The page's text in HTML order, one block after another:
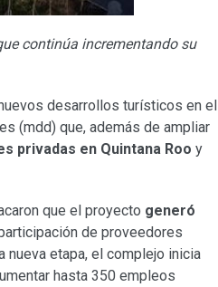
continúa incrementando su
desarrollos turísticos en el
(mdd) que, además de ampliar
privadas en Quintana Roo y
que el proyecto generó
de proveedores
nueva etapa, el complejo inicia
hasta 350 empleos